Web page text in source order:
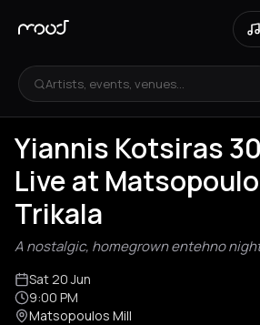
Artists, events, venues...
Yiannis Kotsiras
Live at
Trikala
A nostalgic, homegrown entehno
Sat 20 Jun
9:00 PM
Matsopoulos Mill